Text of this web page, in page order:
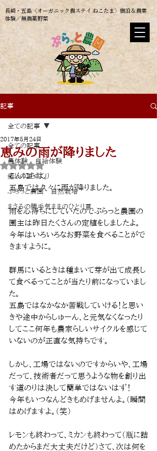
長崎・五島〈オーガニック農ステイ ねこたま〉​宿泊＆農業
体験／無農薬野菜
記事
全ての記事
農体験 自給体験
癒しの里づくり
ぷらっと農園 自然栽培
まさるの勝手気ままのひとり言
全ての記事
恵みの雨が降りました
2017年5月24日
5つ星のうちNaNと評価されています。
こんにちは。
五島では久々に雨が降りました。
雨を心待ちにしていたのでぷらっと農園の
園主は昨日たくさんの定植をしましたよ。
今年はいろいろなお野菜を食べることがで
きますように。
群馬にいるときは種まいて芽が出て成長し
て食べるってことが当たり前になっていまし
た。
五島ではなかなか苦戦していける！と思い
きや途中からしゅーん、と元気なくなったり
してここ何年も農家らしいサイクルを感じて
いないのが正直な気持ちです。
しかし、工場ではないのですからいや、工場
だって、技術者だって思うような物を創り出
す道のりは決して簡単ではないはず！
今年もいつなんどきもめげませんよ。（瞬間
はめげますよ。（笑）
レモンも終わって、ミカンも終わって（瓶に詰
めたからまだ大丈夫だけど）さて、次は何を